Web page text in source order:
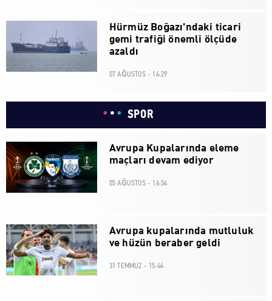
Hürmüz Boğazı'ndaki ticari
gemi trafiği önemli ölçüde
azaldı
07 AĞUSTOS - 14:29
SPOR
Avrupa Kupalarında eleme
maçları devam ediyor
05 AĞUSTOS - 16:54
Avrupa kupalarında mutluluk
ve hüzün beraber geldi
31 TEMMUZ - 15:44